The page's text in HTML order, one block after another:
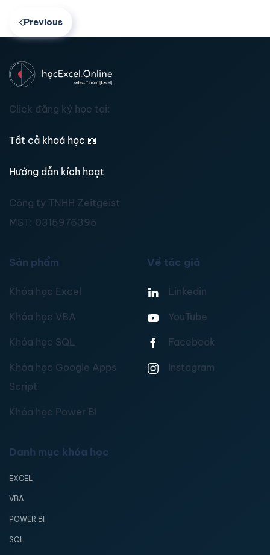
Previous
Click đăng ký học tại:
Tất cả khoá học 📖
Hướng dẫn kích hoạt
Công ty TNHH Zeitgeist
MST: 0315976395
Sản phẩm
Khóa học Excel
Khóa học VBA
Khóa học SQL
Khóa học Google Apps
Script
Khóa học Power BI
Về tác giả
Linkedin
YouTube
Facebook
Instagram
Danh mục khóa học
EXCEL
VBA
POWER BI
SQL